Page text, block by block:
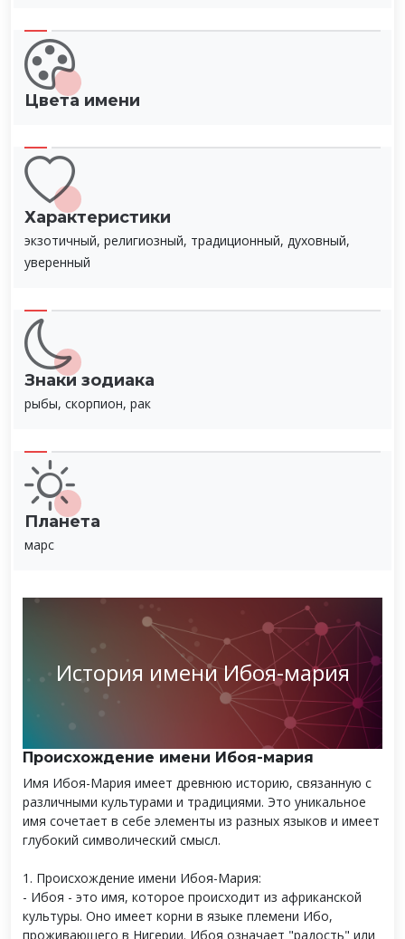
Цвета имени
Характеристики
экзотичный, религиозный, традиционный, духовный,
уверенный
Знаки зодиака
рыбы, скорпион, рак
Планета
марс
История имени Ибоя-мария
Происхождение имени Ибоя-мария
Имя Ибоя-Мария имеет древнюю историю, связанную с
различными культурами и традициями. Это уникальное
имя сочетает в себе элементы из разных языков и имеет
глубокий символический смысл.
1. Происхождение имени Ибоя-Мария:
- Ибоя - это имя, которое происходит из африканской
культуры. Оно имеет корни в языке племени Ибо,
проживающего в Нигерии. Ибоя означает "радость" или